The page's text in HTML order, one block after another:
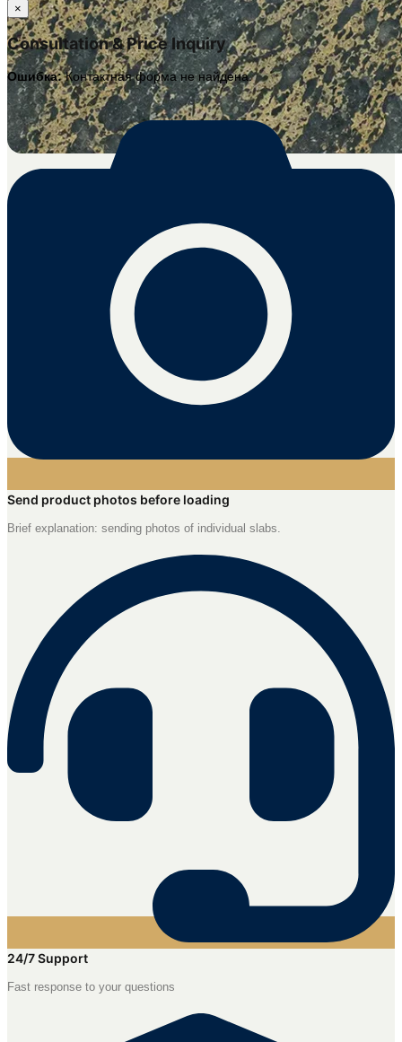
×
Consultation & Price Inquiry
Ошибка:Контактная форма не найдена.
Send product photos before loading
Brief explanation: sending photos of individual slabs.
24/7 Support
Fast response to your questions